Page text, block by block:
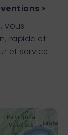
>
vous
rapide et
et service